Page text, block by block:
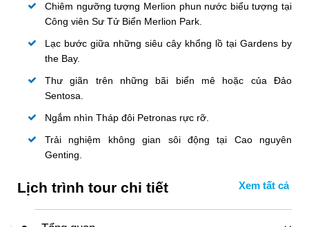
Chiêm ngưỡng tượng Merlion phun nước biểu tượng tại
Công viên Sư Tử Biển Merlion Park.
Lạc bước giữa những siêu cây khổng lồ tại Gardens by
the Bay.
Thư giãn trên những bãi biển mê hoặc của Đảo
Sentosa.
Ngắm nhìn Tháp đôi Petronas rực rỡ.
Trải nghiệm không gian sôi động tại Cao nguyên
Genting.
Lịch trình tour chi tiết